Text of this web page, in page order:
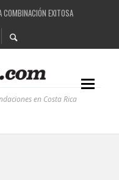
EXITOSA
TRANSFORMANDO LA CALIDAD DE
BBC RADIOPHONIC WORKSHOP
en Costa Rica